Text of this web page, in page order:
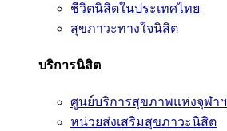
ชีวิตนิสิตในประเทศไทย
สุขภาวะทางใจนิสิต
บริการนิสิต
ศูนย์บริการสุขภาพแห่งจุฬาฯ
หน่วยส่งเสริมสุขภาวะนิสิต